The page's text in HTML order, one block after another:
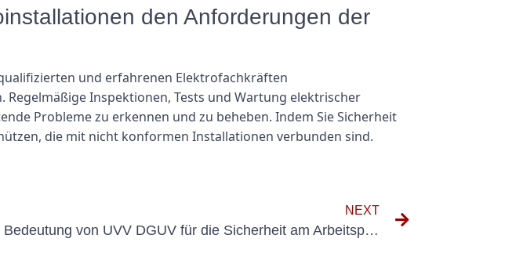
den Anforderungen der
und erfahrenen Elektrofachkräften
Inspektionen, Tests und Wartung elektrischer
Probleme zu erkennen und zu beheben. Indem Sie Sicherheit
die mit nicht konformen Installationen verbunden sind.
NEXT
Die Bedeutung von UVV DGUV für die Sicherheit am Arbeitsplatz verstehen